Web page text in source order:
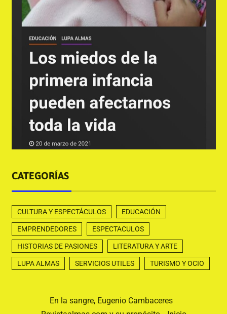
CATEGORÍAS
CULTURA Y ESPECTÁCULOS EDUCACIÓN
EMPRENDEDORES ESPECTACULOS
HISTORIAS DE PASIONES LITERATURA Y ARTE
LUPA ALMAS SERVICIOS UTILES TURISMO Y OCIO
En la sangre, Eugenio Cambaceres